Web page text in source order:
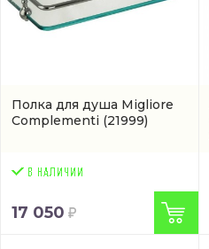
Полка для душа Migliore
Complementi (21999)
17 050